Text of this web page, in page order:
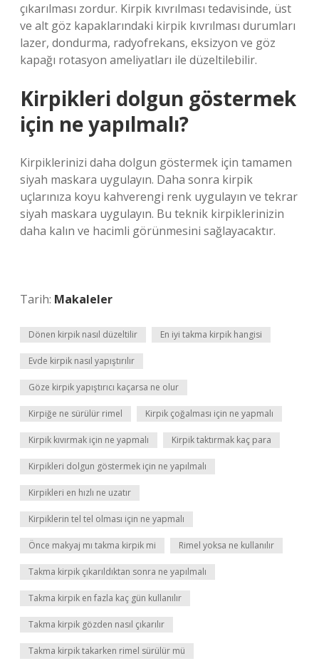
çıkarılması zordur. Kirpik kıvrılması tedavisinde, üst
ve alt göz kapaklarındaki kirpik kıvrılması durumları
lazer, dondurma, radyofrekans, eksizyon ve göz
kapağı rotasyon ameliyatları ile düzeltilebilir.
Kirpikleri dolgun göstermek
için ne yapılmalı?
Kirpiklerinizi daha dolgun göstermek için tamamen
siyah maskara uygulayın. Daha sonra kirpik
uçlarınıza koyu kahverengi renk uygulayın ve tekrar
siyah maskara uygulayın. Bu teknik kirpiklerinizin
daha kalın ve hacimli görünmesini sağlayacaktır.
Tarih: Makaleler
Dönen kirpik nasıl düzeltilir En iyi takma kirpik hangisi
Evde kirpik nasıl yapıştırılır
Göze kirpik yapıştırıcı kaçarsa ne olur
Kirpiğe ne sürülür rimel Kirpik çoğalması için ne yapmalı
Kirpik kıvırmak için ne yapmalı Kirpik taktırmak kaç para
Kirpikleri dolgun göstermek için ne yapılmalı
Kirpikleri en hızlı ne uzatır
Kirpiklerin tel tel olması için ne yapmalı
Önce makyaj mı takma kirpik mi Rimel yoksa ne kullanılır
Takma kirpik çıkarıldıktan sonra ne yapılmalı
Takma kirpik en fazla kaç gün kullanılır
Takma kirpik gözden nasıl çıkarılır
Takma kirpik takarken rimel sürülür mü